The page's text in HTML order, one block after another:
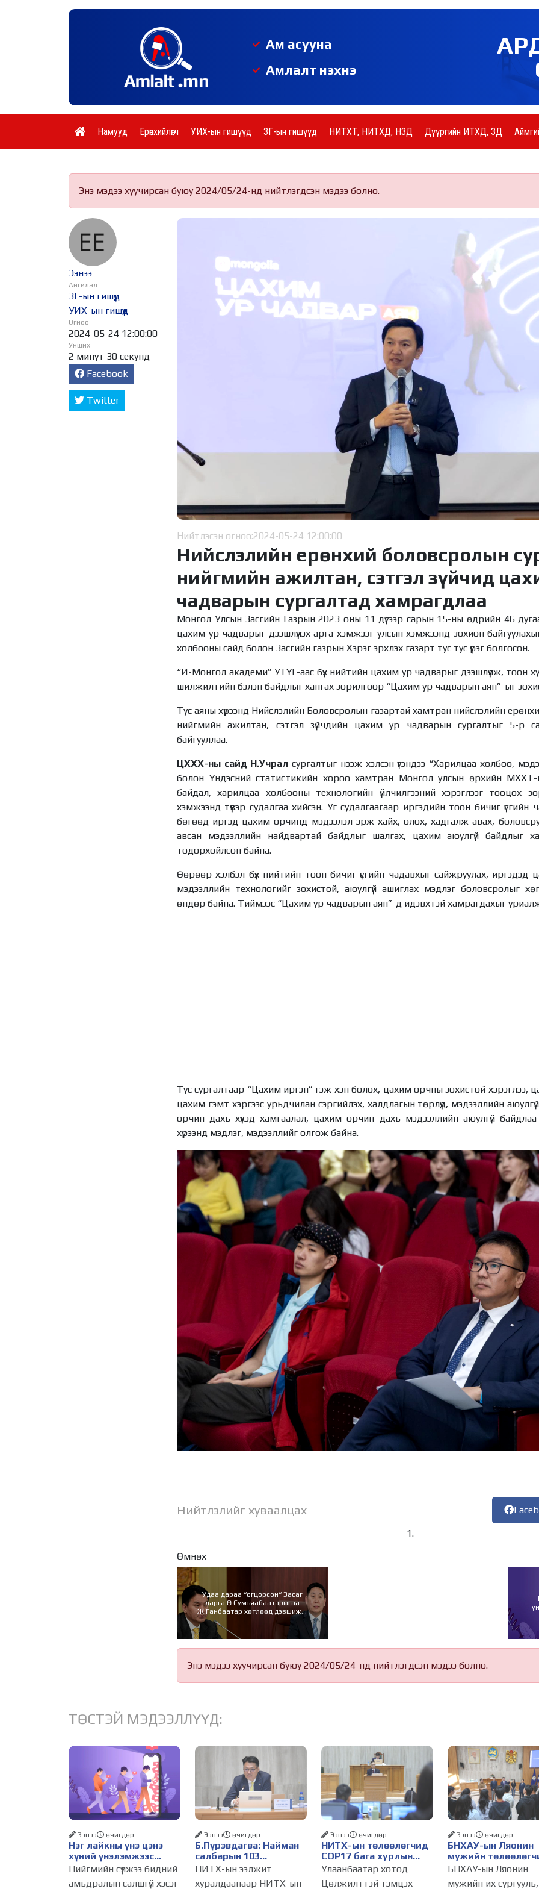
Ам асууна
Амлалт нэхнэ
Намууд Ерөнхийлөгч УИХ-ын гишүүд ЗГ-ын гишүүд НИТХТ, НИТХД, НЗД Дүүргийн ИТХД, ЗД
Энэ мэдээ хуучирсан буюу 2024/05/24-нд нийтлэгдсэн мэдээ болно.
Ээнээ
Ангилал
ЗГ-ын гишүүд
УИХ-ын гишүүд
Огноо
2024-05-24 12:00:00
Унших
2 минут 30 секунд
Facebook
Twitter
Нийтлэсэн огноо:2024-05-24 12:00:00
Нийслэлийн ерөнхий боловсролын
нийгмийн ажилтан, сэтгэл зүйчид
чадварын сургалтад хамрагдлаа
Монгол Улсын Засгийн Газрын 2023 оны 11 дүгээр сарын 15-ны өдрийн 46
цахим ур чадварыг дээшлүүлэх арга хэмжээг улсын хэмжээнд зохион
холбооны сайд болон Засгийн газрын Хэрэг эрхлэх газарт тус тус үүрэг болгосон.
“И-Монгол академи” УТҮГ-аас бүх нийтийн цахим ур чадварыг дээшлүүлж, тоон
шилжилтийн бэлэн байдлыг хангах зорилгоор “Цахим ур чадварын аян”-ыг
Тус аяны хүрээнд Нийслэлийн Боловсролын газартай хамтран нийслэлийн
нийгмийн ажилтан, сэтгэл зүйчдийн цахим ур чадварын сургалтыг 5-р
байгууллаа.
ЦХХХ-ны сайд Н.Учрал сургалтыг нээж хэлсэн үгэндээ “Харилцаа холбоо,
болон Үндэсний статистикийн хороо хамтран Монгол улсын өрхийн
байдал, харилцаа холбооны технологийн үйлчилгээний хэрэглээг тооцох
хэмжээнд түүвэр судалгаа хийсэн. Уг судалгаагаар иргэдийн тоон бичиг үсгийн
бөгөөд иргэд цахим орчинд мэдээлэл эрж хайх, олох, хадгалж авах,
авсан мэдээллийн найдвартай байдлыг шалгах, цахим аюулгүй байдлыг
тодорхойлсон байна.
Өөрөөр хэлбэл бүх нийтийн тоон бичиг үсгийн чадавхыг сайжруулах, иргэдэд
мэдээллийн технологийг зохистой, аюулгүй ашиглах мэдлэг боловсролыг
өндөр байна. Тиймээс “Цахим ур чадварын аян”-д идэвхтэй хамрагдахыг
Тус сургалтаар “Цахим иргэн” гэж хэн болох, цахим орчны зохистой хэрэглээ,
цахим гэмт хэргээс урьдчилан сэргийлэх, халдлагын төрлүүд, мэдээллийн
орчин дахь хүүхэд хамгаалал, цахим орчин дахь мэдээллийн аюулгүй байдлаа
хүрээнд мэдлэг, мэдээллийг олгож байна.
Нийтлэлийг хуваалцах
Өмнөх
Удаа дараа “огцорсон“ Засаг
дарга Ө.Сумъяабаатарыгаа
Ж.Ганбаатар хөтлөөд дэвшиж...
Энэ мэдээ хуучирсан буюу 2024/05/24-нд нийтлэгдсэн мэдээ болно.
ТӨСТЭЙ МЭДЭЭЛЛҮҮД:
Нэг лайкны үнэ цэнэ
хүний үнэлэмжээс
давах болсон уу?
Ээнээ өчигдѳр
Нийгмийн сүлжээ бидний
амьдралын салшгүй хэсэг
Б.Пүрэвдагва: Найман
салбарын 103
үйлчилгээний
бүртгэлийг цуцалснаар
Ээнээ өчигдѳр
НИТХ-ын ээлжит
хуралдаанаар НИТХ-ын
НИТХ-ын төлөөлөгчид
COP17 бага хурлын
бэлтгэл ажлын талаар
мэдээлэл сонслоо
Ээнээ өчигдѳр
Улаанбаатар хотод
Цөлжилттэй тэмцэх
БНХАУ-ын Ляонин
мужийн
НИТХ-ын үйл
ажиллагаатай
Ээнээ өчигдѳр
БНХАУ-ын Ляонин
мужийн их сургууль,